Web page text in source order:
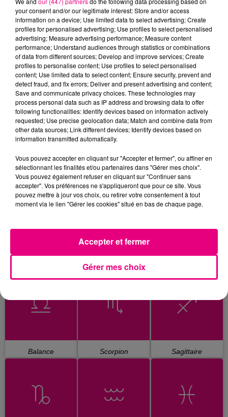
KATSEYE
Animal
BIGFLO & OLI
Karma
DJ SNAKE
Middle
L'HOROSCOPE
Bélier Taureau Gémeaux
Balance Scorpion Sagittaire
your consent and/or our legitimate interest: Store and/or access
information on a device; Use limited data to select advertising; Create
profiles for personalised advertising; Use profiles to select personalised
advertising; Measure advertising performance; Measure content
performance; Understand audiences through statistics or combinations
of data from different sources; Develop and improve services; Create
profiles to personalise content; Use profiles to select personalised
content; Use limited data to select content; Ensure security, prevent and
detect fraud, and fix errors; Deliver and present advertising and content;
Save and communicate privacy choices. These technologies may
process personal data such as IP address and browsing data to offer
following functionalities: Identify devices based on information actively
requested; Use precise geolocation data; Match and combine data from
other data sources; Link different devices; Identify devices based on
information transmitted automatically.
Vous pouvez accepter en cliquant sur "Accepter et fermer", ou affiner en
sélectionnant les finalités et/ou partenaires dans "Gérer mes choix".
Vous pouvez également refuser en cliquant sur "Continuer sans
accepter". Vos préférences ne s'appliqueront que pour ce site. Vous
pouvez mettre à jour vos choix, ou retirer votre consentement à tout
moment via le lien "Gérer les cookies" situé en bas de chaque page.
Gérer mes choix
Accepter et fermer